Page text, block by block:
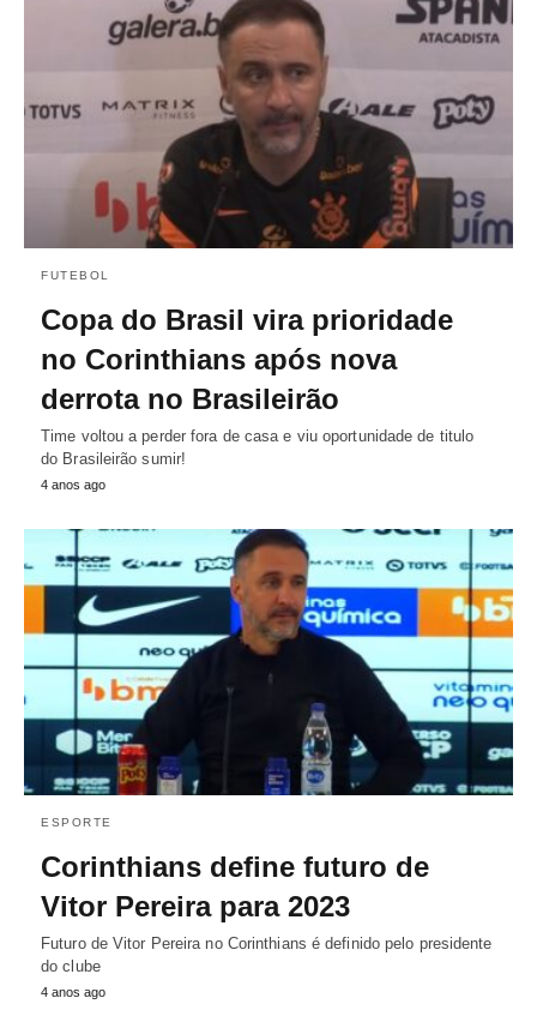
FUTEBOL
Copa do Brasil vira prioridade
no Corinthians após nova
derrota no Brasileirão
Time voltou a perder fora de casa e viu oportunidade de titulo
do Brasileirão sumir!
4 anos ago
ESPORTE
Corinthians define futuro de
Vitor Pereira para 2023
Futuro de Vitor Pereira no Corinthians é definido pelo presidente
do clube
4 anos ago